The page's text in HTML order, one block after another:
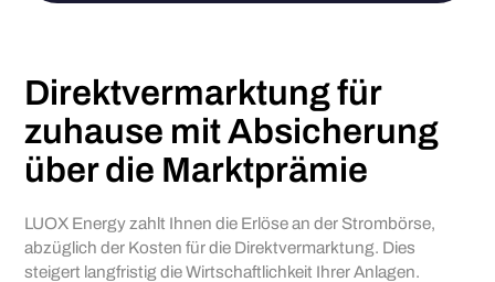
Direktvermarktung für
zuhause mit Absicherung
über die Marktprämie
LUOX Energy zahlt Ihnen die Erlöse an der Strombörse,
abzüglich der Kosten für die Direktvermarktung. Dies
steigert langfristig die Wirtschaftlichkeit Ihrer Anlagen.